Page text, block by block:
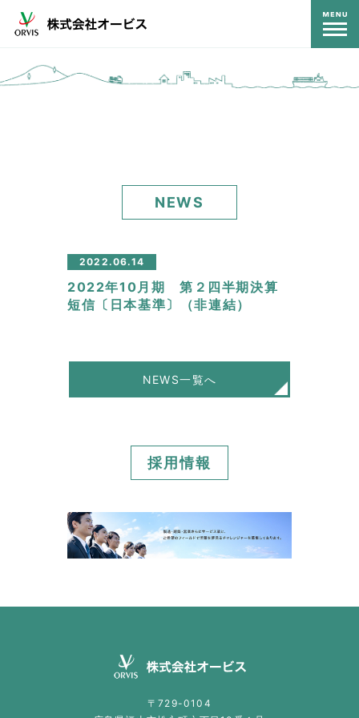
NEWS
2022.06.14
2022年10月期 第２四半期決算
短信〔日本基準〕（非連結）
NEWS一覧へ
採用情報
〒729-0104